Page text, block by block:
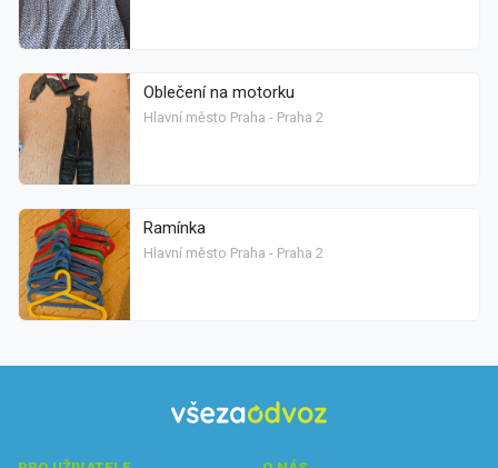
Oblečení na motorku
Hlavní město Praha - Praha 2
Ramínka
Hlavní město Praha - Praha 2